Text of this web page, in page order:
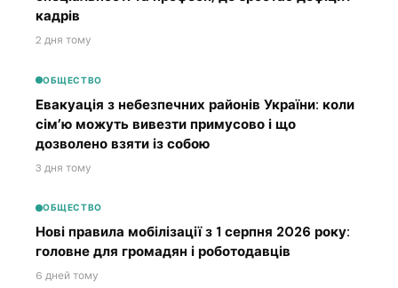
кадрів
2 дня тому
ОБЩЕСТВО
Евакуація з небезпечних районів України: коли
сім’ю можуть вивезти примусово і що
дозволено взяти із собою
3 дня тому
ОБЩЕСТВО
Нові правила мобілізації з 1 серпня 2026 року:
головне для громадян і роботодавців
6 дней тому